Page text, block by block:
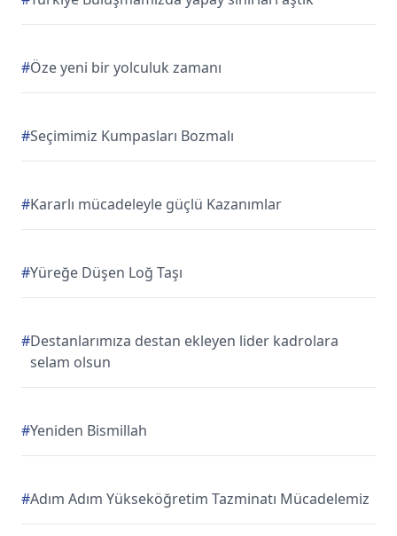
#Öze yeni bir yolculuk zamanı
#Seçimimiz Kumpasları Bozmalı
#Kararlı mücadeleyle güçlü Kazanımlar
#Yüreğe Düşen Loğ Taşı
#Destanlarımıza destan ekleyen lider kadrolara
selam olsun
#Yeniden Bismillah
#Adım Adım Yükseköğretim Tazminatı Mücadelemiz